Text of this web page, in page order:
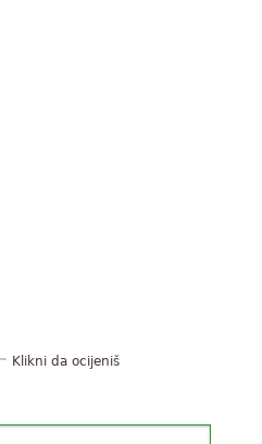
Klikni da ocijeniš